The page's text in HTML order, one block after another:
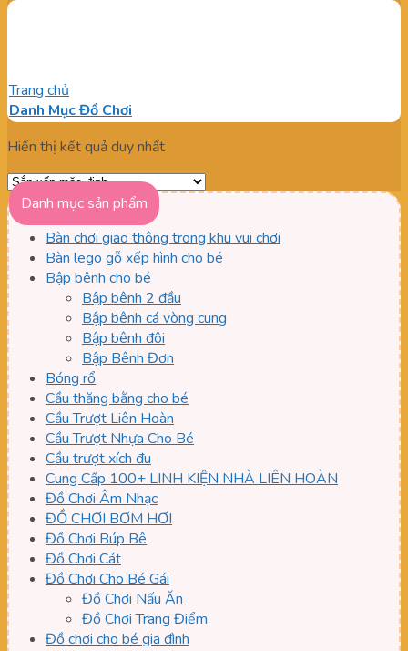
Trang chủ
Danh Mục Đồ Chơi
Hiển thị kết quả duy nhất
Danh mục sản phẩm
Bàn chơi giao thông trong khu vui chơi
Bàn lego gỗ xếp hình cho bé
Bập bênh cho bé
Bập bênh 2 đầu
Bập bênh cá vòng cung
Bập bênh đôi
Bập Bênh Đơn
Bóng rổ
Cầu thăng bằng cho bé
Cầu Trượt Liên Hoàn
Cầu Trượt Nhựa Cho Bé
Cầu trượt xích đu
Cung Cấp 100+ LINH KIỆN NHÀ LIÊN HOÀN
Đồ Chơi Âm Nhạc
ĐỒ CHƠI BƠM HƠI
Đồ Chơi Búp Bê
Đồ Chơi Cát
Đồ Chơi Cho Bé Gái
Đồ Chơi Nấu Ăn
Đồ Chơi Trang Điểm
Đồ chơi cho bé gia đình